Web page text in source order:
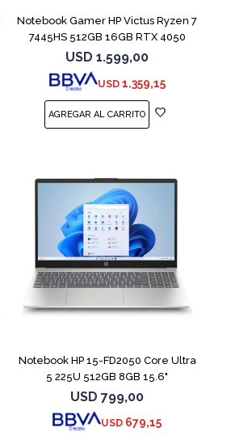
Notebook Gamer HP Victus Ryzen 7
7445HS 512GB 16GB RTX 4050
USD 1.599,00
USD 1.359,15
Notebook HP 15-FD2050 Core Ultra
5 225U 512GB 8GB 15.6"
USD 799,00
USD 679,15